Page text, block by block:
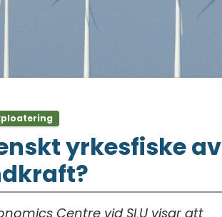
yrkesfiske av
Centre vid SLU visar att